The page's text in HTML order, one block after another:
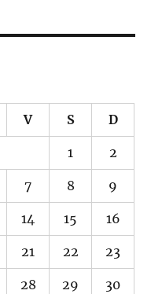
V S D
1 2
7 8 9
14 15 16
21 22 23
28 29 30